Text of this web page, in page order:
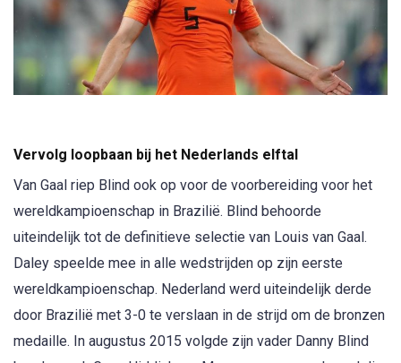
Vervolg loopbaan bij het Nederlands elftal
Van Gaal riep Blind ook op voor de voorbereiding voor het
wereldkampioenschap in Brazilië. Blind behoorde
uiteindelijk tot de definitieve selectie van Louis van Gaal.
Daley speelde mee in alle wedstrijden op zijn eerste
wereldkampioenschap. Nederland werd uiteindelijk derde
door Brazilië met 3-0 te verslaan in de strijd om de bronzen
medaille. In augustus 2015 volgde zijn vader Danny Blind